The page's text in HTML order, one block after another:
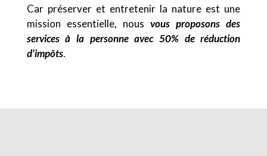
Car préserver et entretenir la nature est une
mission essentielle, nousvous proposons des
services à la personne avec 50% de réduction
d’impôts.